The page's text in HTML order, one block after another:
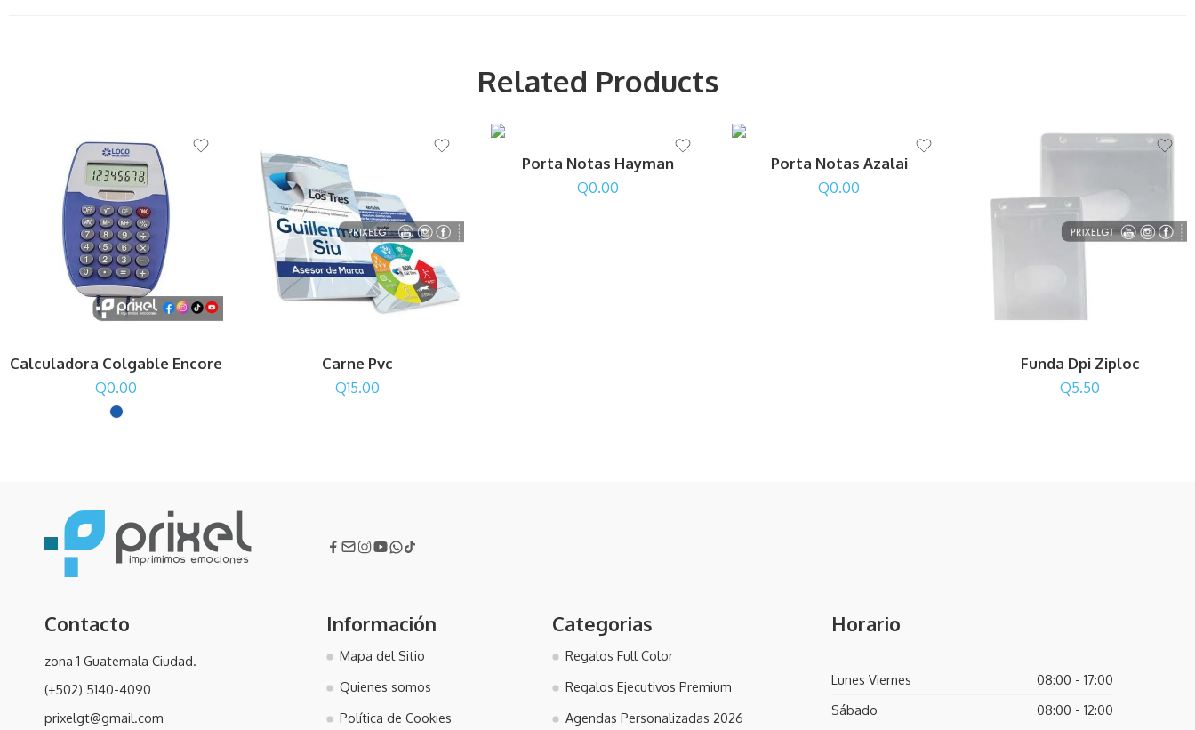
Related Products
Calculadora Colgable Encore
Q0.00
Carne Pvc
Q15.00
Porta Notas Hayman
Q0.00
Porta Notas Azalai
Q0.00
Funda Dpi Ziploc
Q5.50
Contacto
zona 1 Guatemala Ciudad.
(+502) 5140-4090
prixelgt@gmail.com
Información
Mapa del Sitio
Quienes somos
Política de Cookies
Categorias
Regalos Full Color
Regalos Ejecutivos Premium
Agendas Personalizadas 2026
Horario
Lunes Viernes
08:00 - 17:00
Sábado
08:00 - 12:00